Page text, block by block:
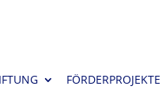
FÖRDERPROJEKTE